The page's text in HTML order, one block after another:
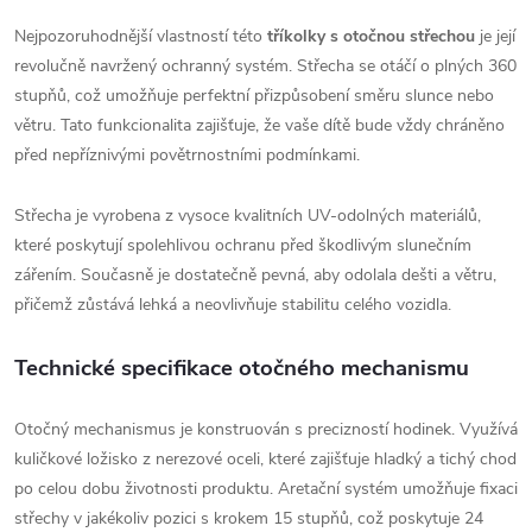
Nejpozoruhodnější vlastností této tříkolky s otočnou střechou je její
revolučně navržený ochranný systém. Střecha se otáčí o plných 360
stupňů, což umožňuje perfektní přizpůsobení směru slunce nebo
větru. Tato funkcionalita zajišťuje, že vaše dítě bude vždy chráněno
před nepříznivými povětrnostními podmínkami.
Střecha je vyrobena z vysoce kvalitních UV-odolných materiálů,
které poskytují spolehlivou ochranu před škodlivým slunečním
zářením. Současně je dostatečně pevná, aby odolala dešti a větru,
přičemž zůstává lehká a neovlivňuje stabilitu celého vozidla.
Technické specifikace otočného mechanismu
Otočný mechanismus je konstruován s precizností hodinek. Využívá
kuličkové ložisko z nerezové oceli, které zajišťuje hladký a tichý chod
po celou dobu životnosti produktu. Aretační systém umožňuje fixaci
střechy v jakékoliv pozici s krokem 15 stupňů, což poskytuje 24